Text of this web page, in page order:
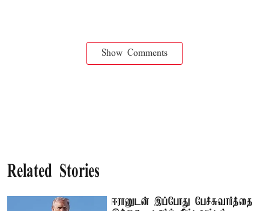
Show Comments
Related Stories
ஈரானுடன் இப்போது பேச்சுவார்த்தை